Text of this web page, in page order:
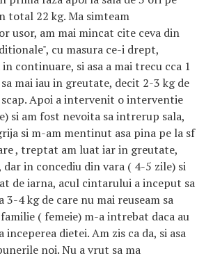
total 22 kg. Ma simteam
usor, am mai mincat cite ceva din
cu masura ce-i drept,
continuare, si asa a mai trecu cca 1
mai iau in greutate, decit 2-3 kg de
scap. Apoi a intervenit o interventie
si am fost nevoita sa intrerup sala,
si m-am mentinut asa pina pe la sf
, treptat am luat iar in greutate,
in concediu din vara ( 4-5 zile) si
de iarna, acul cintarului a inceput sa
3-4 kg de care nu mai reuseam sa
( femeie) m-a intrebat daca au
dietei. Am zis ca da, si asa
noi. Nu a vrut sa ma